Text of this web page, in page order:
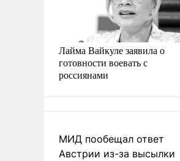
Лайма Вайкуле заявила о
готовности воевать с
россиянами
МИД пообещал ответ
Австрии из-за высылки